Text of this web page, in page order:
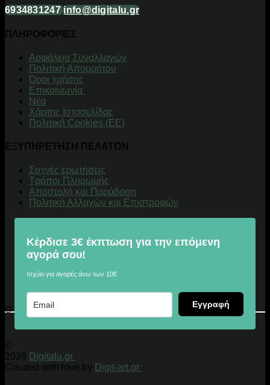
6934831247 info@digitalu.gr
ΠΛΗΡΟΦΟΡΙΕΣ
Aσφάλεια Συναλλαγών
Πολιτική Απορρήτου
Όροι χρήσης
Επικοινωνία
Νέα
Χάρτης Ιστοσελίδας
Πολιτική Cookies (ΕΕ)
ΕΞΥΠΗΡΕΤΗΣΗ ΠΕΛΑΤΩΝ
Συχνές ερωτήσεις
Τρόποι Πληρωμής
Αποστολή και Παράδοση
Πολιτική Αλλαγών και Επιστροφών
Κέρδισε 3€ έκπτωση για την επόμενη
αγορά σου!
Ισχύει για αγορές άνω των 10€
Εγγραφή
© 2026 Digitalu.gr
©
2026 Digitalu.gr
Created with love by Digit-art.gr